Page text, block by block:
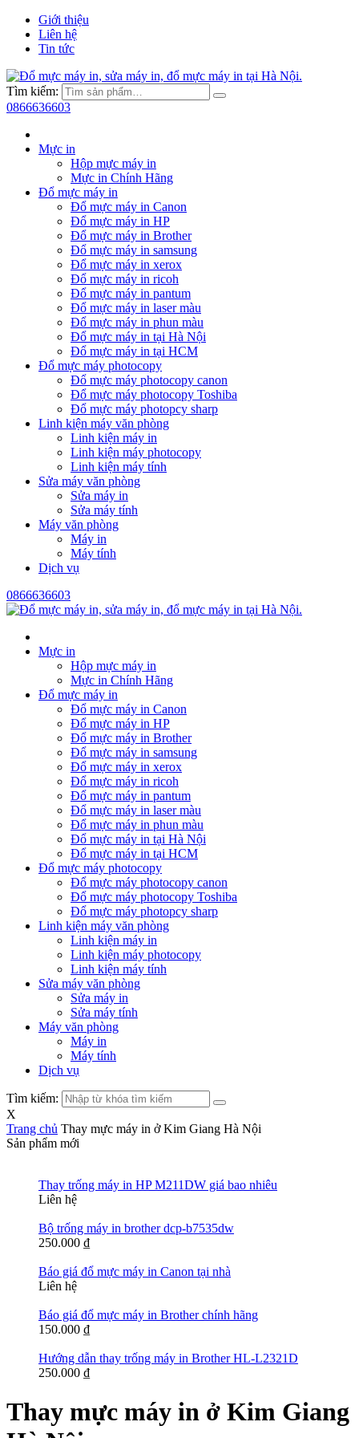
Giới thiệu
Liên hệ
Tin tức
Tìm kiếm:
0866636603
Mực in
Hộp mực máy in
Mực in Chính Hãng
Đổ mực máy in
Đổ mực máy in Canon
Đổ mực máy in HP
Đổ mực máy in Brother
Đổ mực máy in samsung
Đổ mực máy in xerox
Đổ mực máy in ricoh
Đổ mực máy in pantum
Đổ mực máy in laser màu
Đổ mực máy in phun màu
Đổ mực máy in tại Hà Nội
Đổ mực máy in tại HCM
Đổ mực máy photocopy
Đổ mực máy photocopy canon
Đổ mực máy photocopy Toshiba
Đổ mực máy photopcy sharp
Linh kiện máy văn phòng
Linh kiện máy in
Linh kiện máy photocopy
Linh kiện máy tính
Sửa máy văn phòng
Sửa máy in
Sửa máy tính
Máy văn phòng
Máy in
Máy tính
Dịch vụ
0866636603
Mực in
Hộp mực máy in
Mực in Chính Hãng
Đổ mực máy in
Đổ mực máy in Canon
Đổ mực máy in HP
Đổ mực máy in Brother
Đổ mực máy in samsung
Đổ mực máy in xerox
Đổ mực máy in ricoh
Đổ mực máy in pantum
Đổ mực máy in laser màu
Đổ mực máy in phun màu
Đổ mực máy in tại Hà Nội
Đổ mực máy in tại HCM
Đổ mực máy photocopy
Đổ mực máy photocopy canon
Đổ mực máy photocopy Toshiba
Đổ mực máy photopcy sharp
Linh kiện máy văn phòng
Linh kiện máy in
Linh kiện máy photocopy
Linh kiện máy tính
Sửa máy văn phòng
Sửa máy in
Sửa máy tính
Máy văn phòng
Máy in
Máy tính
Dịch vụ
Tìm kiếm:
X
Trang chủ Thay mực máy in ở Kim Giang Hà Nội
Sản phẩm mới
Thay trống máy in HP M211DW giá bao nhiêu
Liên hệ
Bộ trống máy in brother dcp-b7535dw
250.000 ₫
Báo giá đổ mực máy in Canon tại nhà
Liên hệ
Báo giá đổ mực máy in Brother chính hãng
150.000 ₫
Hướng dẫn thay trống máy in Brother HL-L2321D
250.000 ₫
Thay mực máy in ở Kim Giang